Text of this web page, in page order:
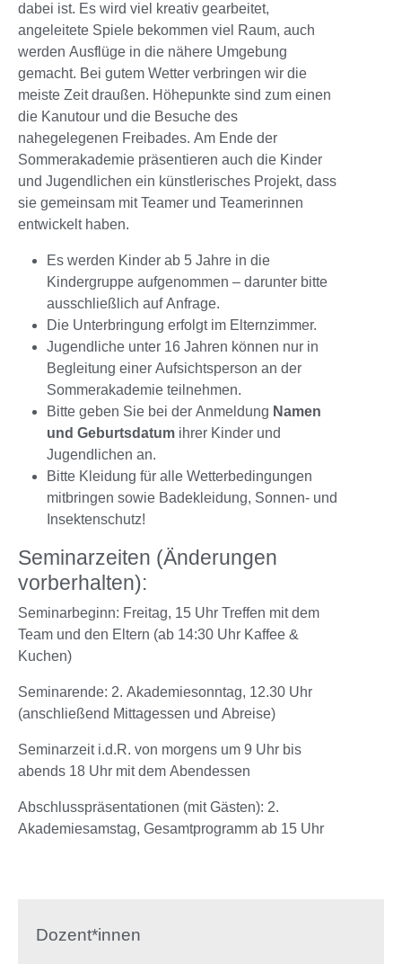
dabei ist. Es wird viel kreativ gearbeitet,
angeleitete Spiele bekommen viel Raum, auch
werden Ausflüge in die nähere Umgebung
gemacht. Bei gutem Wetter verbringen wir die
meiste Zeit draußen. Höhepunkte sind zum einen
die Kanutour und die Besuche des
nahegelegenen Freibades. Am Ende der
Sommerakademie präsentieren auch die Kinder
und Jugendlichen ein künstlerisches Projekt, dass
sie gemeinsam mit Teamer und Teamerinnen
entwickelt haben.
Es werden Kinder ab 5 Jahre in die
Kindergruppe aufgenommen – darunter bitte
ausschließlich auf Anfrage.
Die Unterbringung erfolgt im Elternzimmer.
Jugendliche unter 16 Jahren können nur in
Begleitung einer Aufsichtsperson an der
Sommerakademie teilnehmen.
Bitte geben Sie bei der Anmeldung Namen
und Geburtsdatum ihrer Kinder und
Jugendlichen an.
Bitte Kleidung für alle Wetterbedingungen
mitbringen sowie Badekleidung, Sonnen- und
Insektenschutz!
Seminarzeiten (Änderungen
vorberhalten):
Seminarbeginn: Freitag, 15 Uhr Treffen mit dem
Team und den Eltern (ab 14:30 Uhr Kaffee &
Kuchen)
Seminarende: 2. Akademiesonntag, 12.30 Uhr
(anschließend Mittagessen und Abreise)
Seminarzeit i.d.R. von morgens um 9 Uhr bis
abends 18 Uhr mit dem Abendessen
Abschlusspräsentationen (mit Gästen): 2.
Akademiesamstag, Gesamtprogramm ab 15 Uhr
Dozent*innen